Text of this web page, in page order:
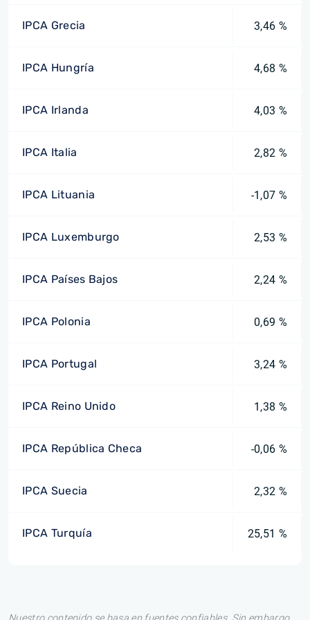
IPCA Grecia 3,46 %
IPCA Hungría 4,68 %
IPCA Irlanda 4,03 %
IPCA Italia 2,82 %
IPCA Lituania -1,07 %
IPCA Luxemburgo 2,53 %
IPCA Países Bajos 2,24 %
IPCA Polonia 0,69 %
IPCA Portugal 3,24 %
IPCA Reino Unido 1,38 %
IPCA República Checa -0,06 %
IPCA Suecia 2,32 %
IPCA Turquía 25,51 %